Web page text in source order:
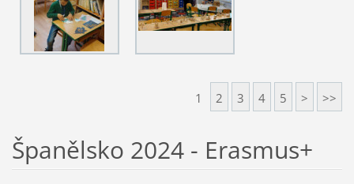
1 2 3 4 5 > >>
Španělsko 2024 - Erasmus+